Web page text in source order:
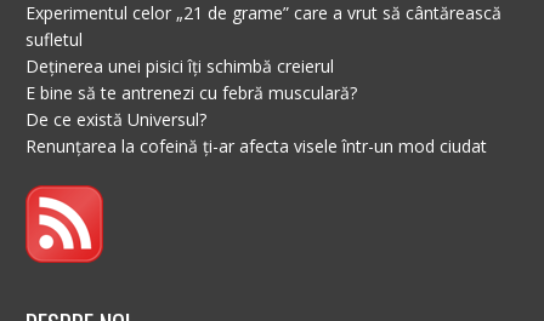
Experimentul celor „21 de grame” care a vrut să cântărească
sufletul
Deținerea unei pisici îți schimbă creierul
E bine să te antrenezi cu febră musculară?
De ce există Universul?
Renunțarea la cofeină ți-ar afecta visele într-un mod ciudat